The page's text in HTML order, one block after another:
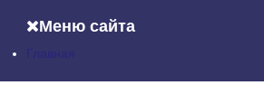
Меню сайта